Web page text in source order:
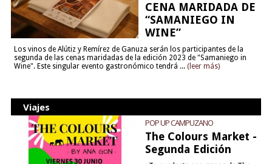
CENA MARIDADA DE
“SAMANIEGO IN
WINE”
Los vinos de Alútiz y Remírez de Ganuza serán los participantes de la
segunda de las cenas maridadas de la edición 2023 de "Samaniego in
Wine". Este singular evento gastronómico tendrá ... (leer más)
Viajes
POP UP CAMPUZANO
The Colours Market -
Segunda Edición